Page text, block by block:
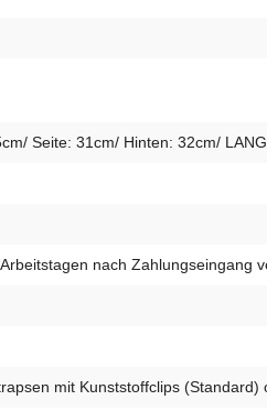
Seite: 31cm/ Hinten: 32cm/
nach Zahlungseingang
mit Kunststoffclips